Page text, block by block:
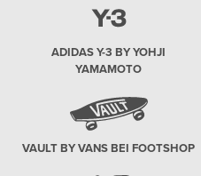
ADIDAS Y-3 BY YOHJI
YAMAMOTO
VAULT BY VANS BEI FOOTSHOP